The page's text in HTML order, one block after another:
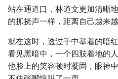
站在通道口，林道文更加清晰
的抓挠声一样，距离自己越来
就在这时，透过手中举着的暗
看见黑暗中，一个四肢着地的
他脸上的笑容顿时凝固，眼神